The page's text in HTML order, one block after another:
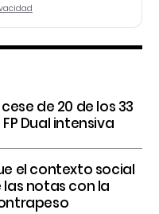
de 20 de los 33
Dual intensiva
el contexto social
notas con la